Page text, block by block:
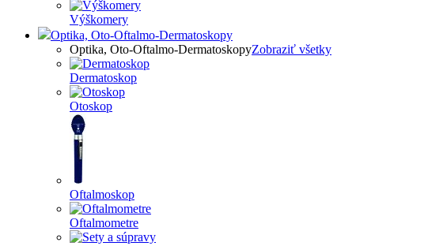
Výškomery
Optika, Oto-Oftalmo-Dermatoskopy
Optika, Oto-Oftalmo-DermatoskopyZobraziť všetky
Dermatoskop
Otoskop
Oftalmoskop
Oftalmometre